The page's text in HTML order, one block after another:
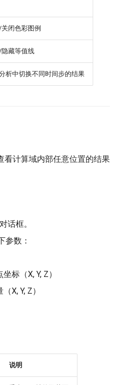
闭色彩图例
藏等值线
析中切换不同时间步的结果
看计算域内部任意位置的结果
话框。
参数：
标（X, Y, Z）
X, Y, Z）
说明